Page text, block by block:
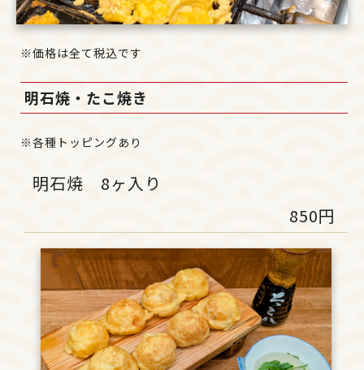
※価格は全て税込です
明石焼・たこ焼き
※各種トッピングあり
明石焼 8ヶ入り
850円